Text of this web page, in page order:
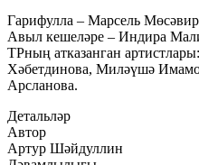
Гарифулла – Марсель
Авыл кешеләре – Индира
ТРның атказанган
Хәбетдинова, Миләүшә
Арсланова.
Детальләр
Автор
Артур Шәйдуллин